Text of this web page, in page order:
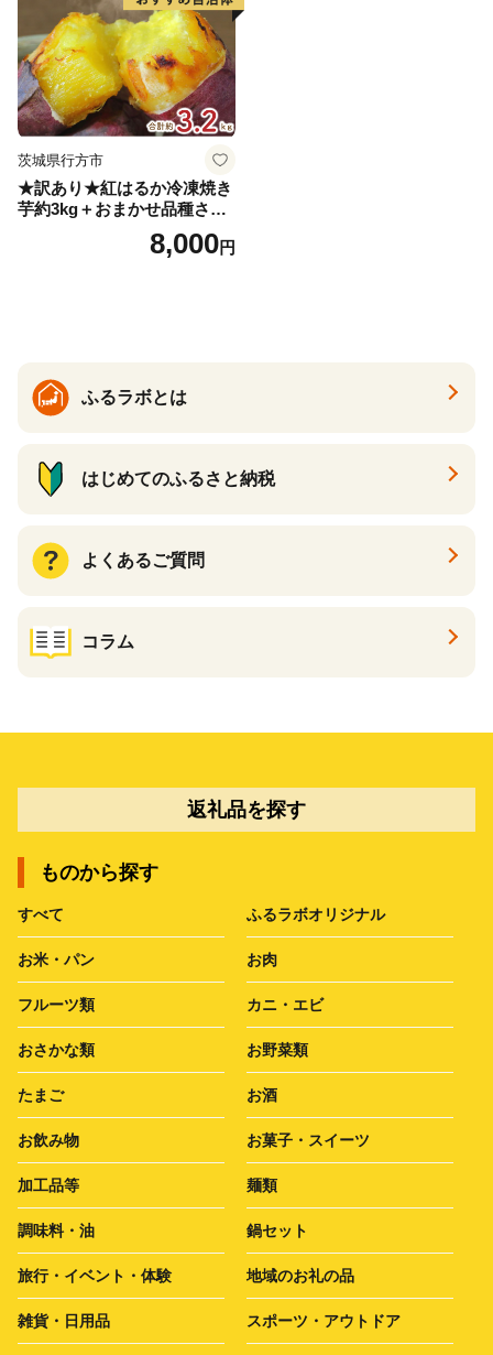
茨城県行方市
★訳あり★紅はるか冷凍焼き
芋約3kg＋おまかせ品種さつ
まいも 合計約3.2kg｜さつ
まいも サツマイモ さつま芋
8,000円
ふるラボとは
はじめてのふるさと納税
よくあるご質問
コラム
返礼品を探す
ものから探す
すべて ふるラボオリジナル
お米・パン お肉
フルーツ類 カニ・エビ
おさかな類 お野菜類
たまご お酒
お飲み物 お菓子・スイーツ
加工品等 麺類
調味料・油 鍋セット
旅行・イベント・体験 地域のお礼の品
雑貨・日用品 スポーツ・アウトドア